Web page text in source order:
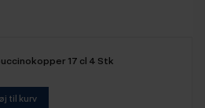
17 cl 4 Stk
til kurv